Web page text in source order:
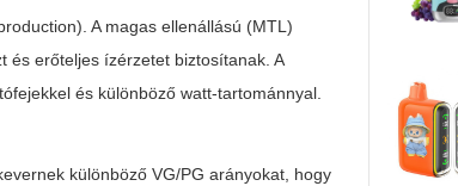
A magas ellenállású (MTL)
és erőteljes ízérzetet biztosítanak. A
és különböző watt-tartománnyal.
különböző VG/PG arányokat, hogy